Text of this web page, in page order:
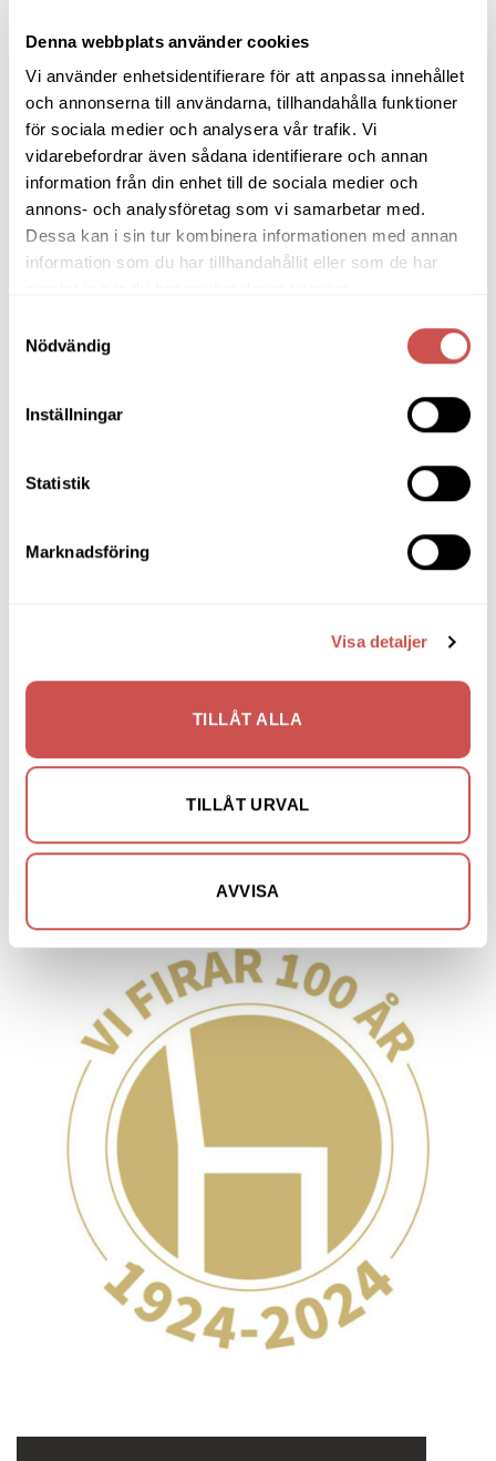
Denna webbplats använder cookies
Vi använder enhetsidentifierare för att anpassa innehållet
och annonserna till användarna, tillhandahålla funktioner
för sociala medier och analysera vår trafik. Vi
vidarebefordrar även sådana identifierare och annan
information från din enhet till de sociala medier och
annons- och analysföretag som vi samarbetar med.
Dessa kan i sin tur kombinera informationen med annan
information som du har tillhandahållit eller som de har
Nödvändig
Inställningar
Statistik
Marknadsföring
Visa detaljer
TILLÅT ALLA
TILLÅT URVAL
AVVISA
Prissänkta utställningsmöbler
Soffbord
Soffor
Skrivbord
Skänkar & Sideboards
Sängar
Utemöbler
Nyheter